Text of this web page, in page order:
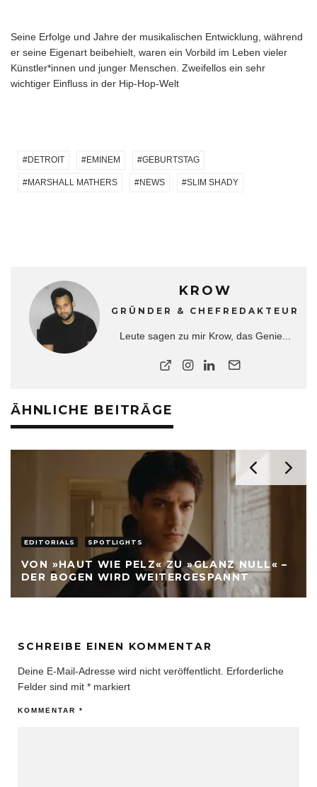
Seine Erfolge und Jahre der musikalischen Entwicklung, während
er seine Eigenart beibehielt, waren ein Vorbild im Leben vieler
Künstler*innen und junger Menschen. Zweifellos ein sehr
wichtiger Einfluss in der Hip-Hop-Welt
DETROIT EMINEM GEBURTSTAG
MARSHALL MATHERS NEWS SLIM SHADY
KROW
GRÜNDER & CHEFREDAKTEUR
Leute sagen zu mir Krow, das Genie...
ÄHNLICHE BEITRÄGE
EDITORIALS SPOTLIGHTS
VON »HAUT WIE PELZ« ZU »GLANZ NULL« –
DER BOGEN WIRD WEITERGESPANNT
SCHREIBE EINEN KOMMENTAR
Deine E-Mail-Adresse wird nicht veröffentlicht. Erforderliche
Felder sind mit * markiert
KOMMENTAR *